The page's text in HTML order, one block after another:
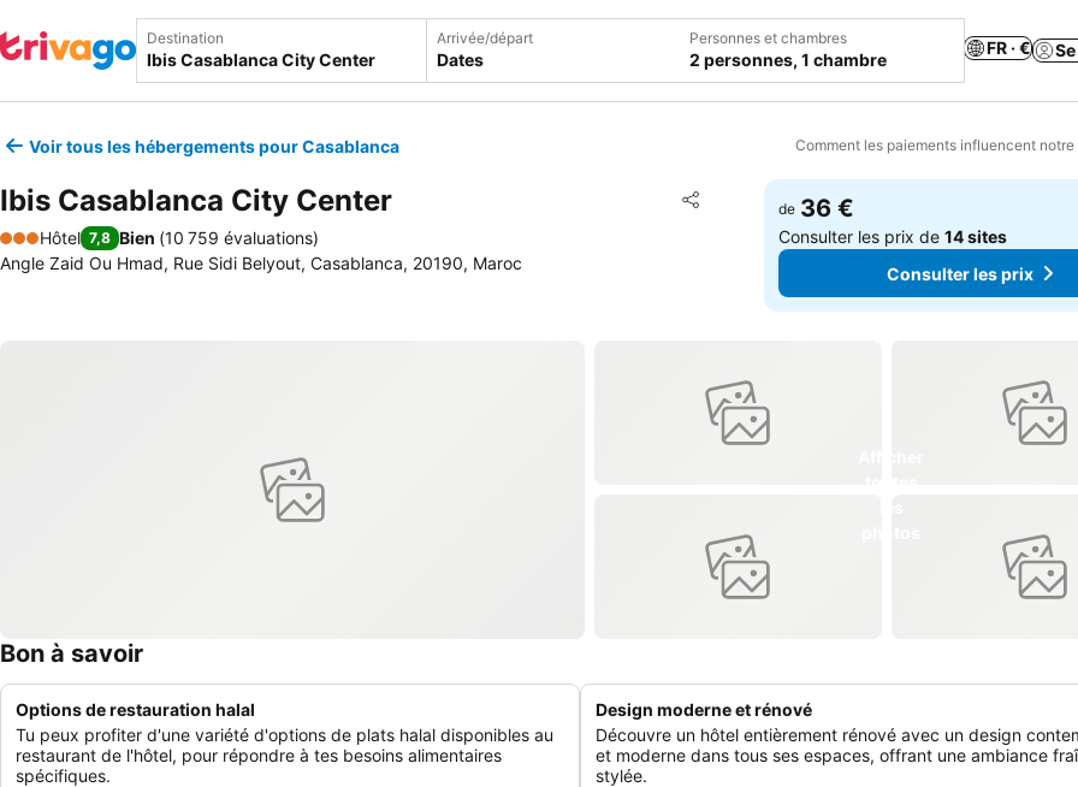
Destination Arrivée/départ
Dates
Personnes et chambres
2 personnes, 1 chambre
FR · €
Voir tous les hébergements pour Casablanca Comment les paiements influencent
Ibis Casablanca City Center Partager
Ajouter à mes favoris
3 Étoiles
Hôtel 7,8 Bien (10 759 évaluations)
Angle Zaid Ou Hmad, Rue Sidi Belyout, Casablanca, 20190, Maroc
de 36 €
Consulter les prix de14 sites
Consulter les prix
Bon à savoir
Options de restauration halal
Tu peux profiter d'une variété d'options de plats halal disponibles au
restaurant de l'hôtel, pour répondre à tes besoins alimentaires
spécifiques.
Design moderne et rénové
Découvre un hôtel entièrement rénové avec un design
et moderne dans tous ses espaces, offrant une ambiance
stylée.